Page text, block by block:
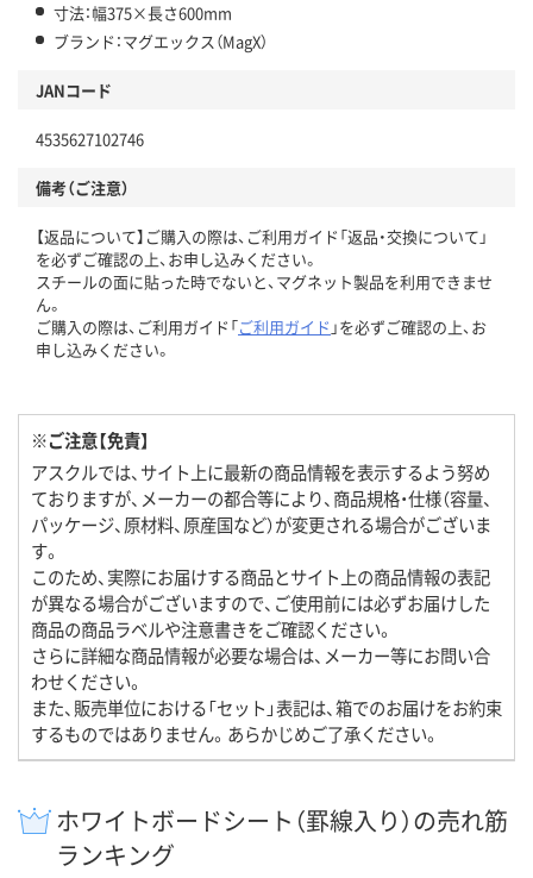
寸法：幅375×長さ600mm
ブランド：マグエックス（MagX）
JANコード
4535627102746
備考（ご注意）
【返品について】ご購入の際は、ご利用ガイド「返品・交換について」
を必ずご確認の上、お申し込みください。
スチールの面に貼った時でないと、マグネット製品を利用できませ
ん。
ご購入の際は、ご利用ガイド「ご利用ガイド 」を必ずご確認の上、お
申し込みください。
※ご注意【免責】
アスクルでは、サイト上に最新の商品情報を表示するよう努め
ておりますが、メーカーの都合等により、商品規格・仕様（容量、
パッケージ、原材料、原産国など）が変更される場合がございま
す。
このため、実際にお届けする商品とサイト上の商品情報の表記
が異なる場合がございますので、ご使用前には必ずお届けした
商品の商品ラベルや注意書きをご確認ください。
さらに詳細な商品情報が必要な場合は、メーカー等にお問い合
わせください。
また、販売単位における「セット」表記は、箱でのお届けをお約束
するものではありません。あらかじめご了承ください。
ホワイトボードシート（罫線入り）の売れ筋
ランキング